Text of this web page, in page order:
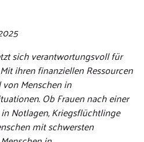
sich verantwortungsvoll für
ihren finanziellen Ressourcen
Menschen in
Ob Frauen nach einer
Notlagen, Kriegsflüchtlinge
mit schwersten